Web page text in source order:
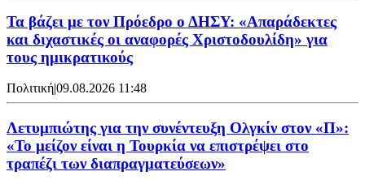
Τα βάζει με τον Πρόεδρο ο ΔΗΣΥ: «Απαράδεκτες
και διχαστικές οι αναφορές Χριστοδουλίδη» για
τους ημικρατικούς
Πολιτική|09.08.2026 11:48
Λετυμπιώτης για την συνέντευξη Ολγκίν στον «Π»:
«Το μείζον είναι η Τουρκία να επιστρέψει στο
τραπέζι των διαπραγματεύσεων»